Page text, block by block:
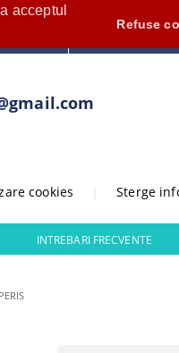
acceptul
Refuse
cookies Sterge
Contul
INTREBARI FRECVENTE